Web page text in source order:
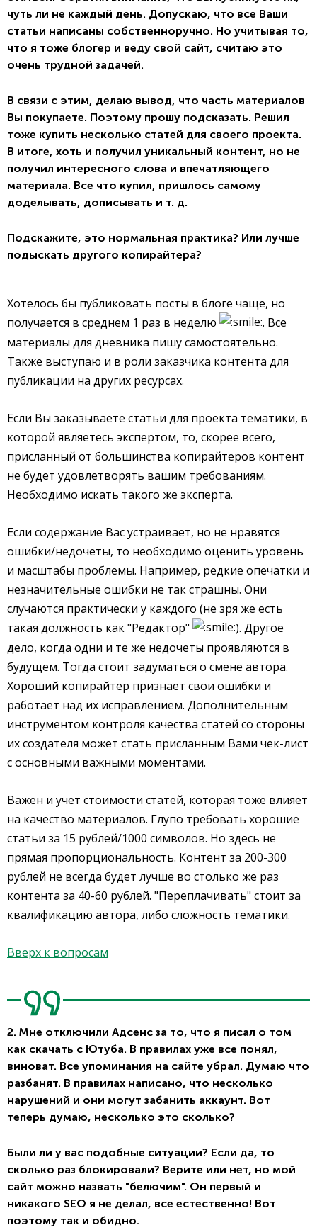
чуть ли не каждый день. Допускаю, что все Ваши
статьи написаны собственноручно. Но учитывая то,
что я тоже блогер и веду свой сайт, считаю это
очень трудной задачей.
В связи с этим, делаю вывод, что часть материалов
Вы покупаете. Поэтому прошу подсказать. Решил
тоже купить несколько статей для своего проекта.
В итоге, хоть и получил уникальный контент, но не
получил интересного слова и впечатляющего
материала. Все что купил, пришлось самому
доделывать, дописывать и т. д.
Подскажите, это нормальная практика? Или лучше
подыскать другого копирайтера?
Хотелось бы публиковать посты в блоге чаще, но
получается в среднем 1 раз в неделю
. Все
материалы для дневника пишу самостоятельно.
Также выступаю и в роли заказчика контента для
публикации на других ресурсах.
Если Вы заказываете статьи для проекта тематики, в
которой являетесь экспертом, то, скорее всего,
присланный от большинства копирайтеров контент
не будет удовлетворять вашим требованиям.
Необходимо искать такого же эксперта.
Если содержание Вас устраивает, но не нравятся
ошибки/недочеты, то необходимо оценить уровень
и масштабы проблемы. Например, редкие опечатки и
незначительные ошибки не так страшны. Они
случаются практически у каждого (не зря же есть
такая должность как "Редактор"
). Другое
дело, когда одни и те же недочеты проявляются в
будущем. Тогда стоит задуматься о смене автора.
Хороший копирайтер признает свои ошибки и
работает над их исправлением. Дополнительным
инструментом контроля качества статей со стороны
их создателя может стать присланным Вами чек-лист
с основными важными моментами.
Важен и учет стоимости статей, которая тоже влияет
на качество материалов. Глупо требовать хорошие
статьи за 15 рублей/1000 символов. Но здесь не
прямая пропорциональность. Контент за 200-300
рублей не всегда будет лучше во столько же раз
контента за 40-60 рублей. "Переплачивать" стоит за
квалификацию автора, либо сложность тематики.
Вверх к вопросам
2. Мне отключили Адсенс за то, что я писал о том
как скачать с Ютуба. В правилах уже все понял,
виноват. Все упоминания на сайте убрал. Думаю что
разбанят. В правилах написано, что несколько
нарушений и они могут забанить аккаунт. Вот
теперь думаю, несколько это сколько?
Были ли у вас подобные ситуации? Если да, то
сколько раз блокировали? Верите или нет, но мой
сайт можно назвать "белючим". Он первый и
никакого SEO я не делал, все естественно! Вот
поэтому так и обидно.